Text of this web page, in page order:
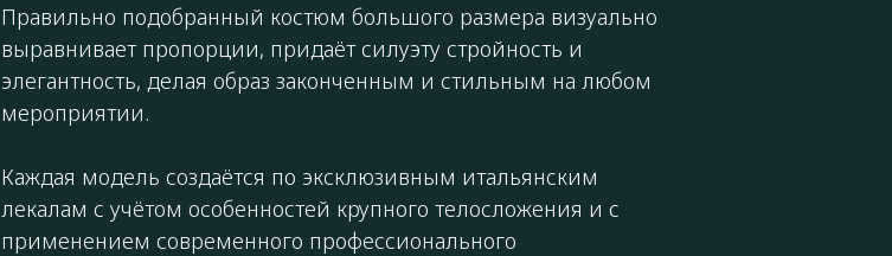
Правильно подобранный костюм большого размера визуально
выравнивает пропорции, придаёт силуэту стройность и
элегантность, делая образ законченным и стильным на любом
мероприятии.
Каждая модель создаётся по эксклюзивным итальянским
лекалам с учётом особенностей крупного телосложения и с
применением современного профессионального